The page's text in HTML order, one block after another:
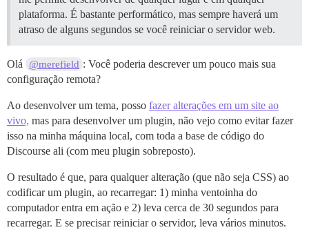
plataforma. É bastante performático, mas sempre haverá um
atraso de alguns segundos se você reiniciar o servidor web.
Olá @merefield : Você poderia descrever um pouco mais sua
configuração remota?
Ao desenvolver um tema, posso fazer alterações em um site ao
vivo, mas para desenvolver um plugin, não vejo como evitar fazer
isso na minha máquina local, com toda a base de código do
Discourse ali (com meu plugin sobreposto).
O resultado é que, para qualquer alteração (que não seja CSS) ao
codificar um plugin, ao recarregar: 1) minha ventoinha do
computador entra em ação e 2) leva cerca de 30 segundos para
recarregar. E se precisar reiniciar o servidor, leva vários minutos.